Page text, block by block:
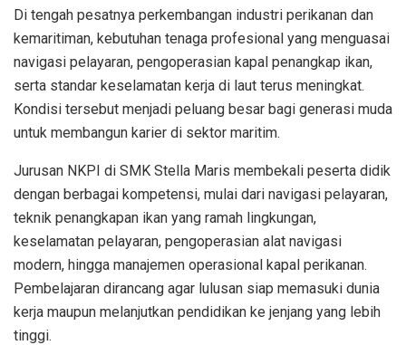
Di tengah pesatnya perkembangan industri perikanan dan
kemaritiman, kebutuhan tenaga profesional yang menguasai
navigasi pelayaran, pengoperasian kapal penangkap ikan,
serta standar keselamatan kerja di laut terus meningkat.
Kondisi tersebut menjadi peluang besar bagi generasi muda
untuk membangun karier di sektor maritim.
Jurusan NKPI di SMK Stella Maris membekali peserta didik
dengan berbagai kompetensi, mulai dari navigasi pelayaran,
teknik penangkapan ikan yang ramah lingkungan,
keselamatan pelayaran, pengoperasian alat navigasi
modern, hingga manajemen operasional kapal perikanan.
Pembelajaran dirancang agar lulusan siap memasuki dunia
kerja maupun melanjutkan pendidikan ke jenjang yang lebih
tinggi.